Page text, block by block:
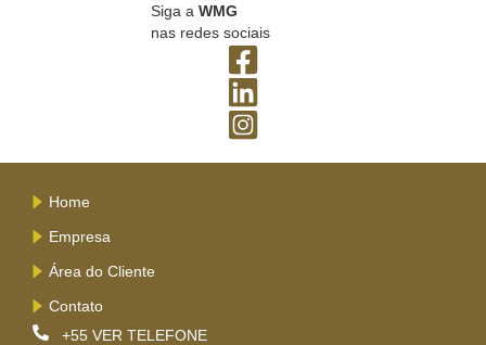
Siga a WMG
nas redes sociais
Home
Empresa
Área do Cliente
Contato
+55 VER TELEFONE